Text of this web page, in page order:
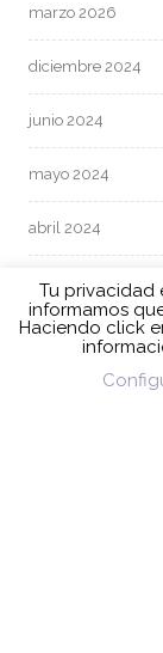
marzo 2026
diciembre 2024
junio 2024
mayo 2024
abril 2024
marzo 2024
febrero 2024
enero 2024
Tu privacidad
informamos
Haciendo click